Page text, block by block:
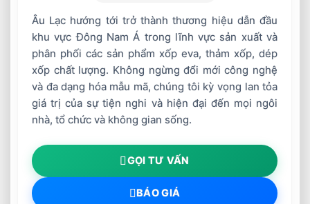
Âu Lạc hướng tới trở thành thương hiệu dẫn đầu
khu vực Đông Nam Á trong lĩnh vực sản xuất và
phân phối các sản phẩm xốp eva, thảm xốp, dép
xốp chất lượng. Không ngừng đổi mới công nghệ
và đa dạng hóa mẫu mã, chúng tôi kỳ vọng lan tỏa
giá trị của sự tiện nghi và hiện đại đến mọi ngôi
nhà, tổ chức và không gian sống.
GỌI TƯ VẤN
BÁO GIÁ